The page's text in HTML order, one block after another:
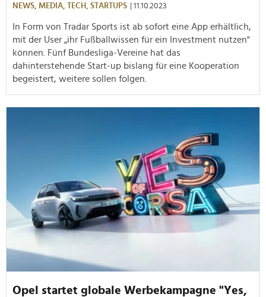
NEWS, MEDIA, TECH, STARTUPS | 11.10.2023
In Form von Tradar Sports ist ab sofort eine App erhältlich,
mit der User „ihr Fußballwissen für ein Investment nutzen"
können. Fünf Bundesliga-Vereine hat das
dahinterstehende Start-up bislang für eine Kooperation
begeistert, weitere sollen folgen.
Opel startet globale Werbekampagne "Yes,